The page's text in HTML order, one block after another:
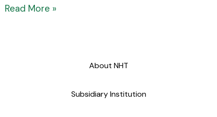
Read More »
About NHT
Subsidiary Institution